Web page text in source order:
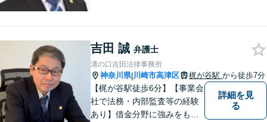
弁護を進めてまいります。ま
ずはお気軽にご相談くださ
い。
吉田 誠 弁護士
溝の口吉田法律事務所
神奈川県|川崎市高津区 梶が谷駅 から徒歩7分
【梶が谷駅徒歩6分】【事業会
社で法務・内部監査等の経験
あり】借金分野に強みをも
詳細を見
る